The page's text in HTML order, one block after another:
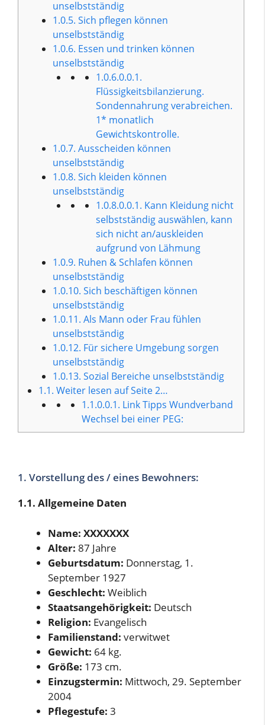
unselbstständig
1.0.5. Sich pflegen können
unselbstständig
1.0.6. Essen und trinken können
unselbstständig
1.0.6.0.0.1.
Flüssigkeitsbilanzierung.
Sondennahrung verabreichen.
1* monatlich
Gewichtskontrolle.
1.0.7. Ausscheiden können
unselbstständig
1.0.8. Sich kleiden können
unselbstständig
1.0.8.0.0.1. Kann Kleidung nicht
selbstständig auswählen, kann
sich nicht an/auskleiden
aufgrund von Lähmung
1.0.9. Ruhen & Schlafen können
unselbstständig
1.0.10. Sich beschäftigen können
unselbstständig
1.0.11. Als Mann oder Frau fühlen
unselbstständig
1.0.12. Für sichere Umgebung sorgen
unselbstständig
1.0.13. Sozial Bereiche unselbstständig
1.1. Weiter lesen auf Seite 2…
1.1.0.0.1. Link Tipps Wundverband
Wechsel bei einer PEG:
1. Vorstellung des / eines Bewohners:
1.1. Allgemeine Daten
Name: XXXXXXX
Alter: 87 Jahre
Geburtsdatum: Donnerstag, 1.
September 1927
Geschlecht: Weiblich
Staatsangehörigkeit: Deutsch
Religion: Evangelisch
Familienstand: verwitwet
Gewicht: 64 kg.
Größe: 173 cm.
Einzugstermin: Mittwoch, 29. September
2004
Pflegestufe: 3